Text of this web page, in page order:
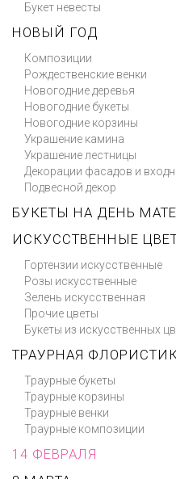
Букет невесты
НОВЫЙ ГОД
Композиции
Рождественские венки
Новогодние деревья
Новогодние букеты
Новогодние корзины
Украшение камина
Украшение лестницы
Декорации фасадов и
Подвесной декор
БУКЕТЫ НА ДЕНЬ
ИСКУССТВЕННЫЕ
Гортензии искусственные
Розы искусственные
Зелень искусственная
Прочие цветы
Букеты из искусственных
ТРАУРНАЯ
Траурные букеты
Траурные корзины
Траурные венки
Траурные композиции
14 ФЕВРАЛЯ